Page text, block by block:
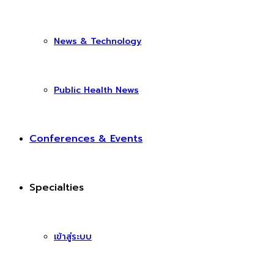
News & Technology
Public Health News
Conferences & Events
Specialties
เข้าสู่ระบบ